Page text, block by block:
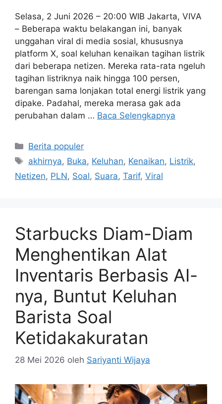
Selasa, 2 Juni 2026 – 20:00 WIB Jakarta, VIVA
– Beberapa waktu belakangan ini, banyak
unggahan viral di media sosial, khususnya
platform X, soal keluhan kenaikan tagihan listrik
dari beberapa netizen. Mereka rata-rata ngeluh
tagihan listriknya naik hingga 100 persen,
barengan sama lonjakan total energi listrik yang
dipake. Padahal, mereka merasa gak ada
perubahan dalam … Baca Selengkapnya
Kategori
Berita populer
Tag
akhirnya, Buka, Keluhan, Kenaikan, Listrik,
Netizen, PLN, Soal, Suara, Tarif, Viral
Starbucks Diam-Diam
Menghentikan Alat
Inventaris Berbasis AI-
nya, Buntut Keluhan
Barista Soal
Ketidakakuratan
28 Mei 2026 oleh Sariyanti Wijaya